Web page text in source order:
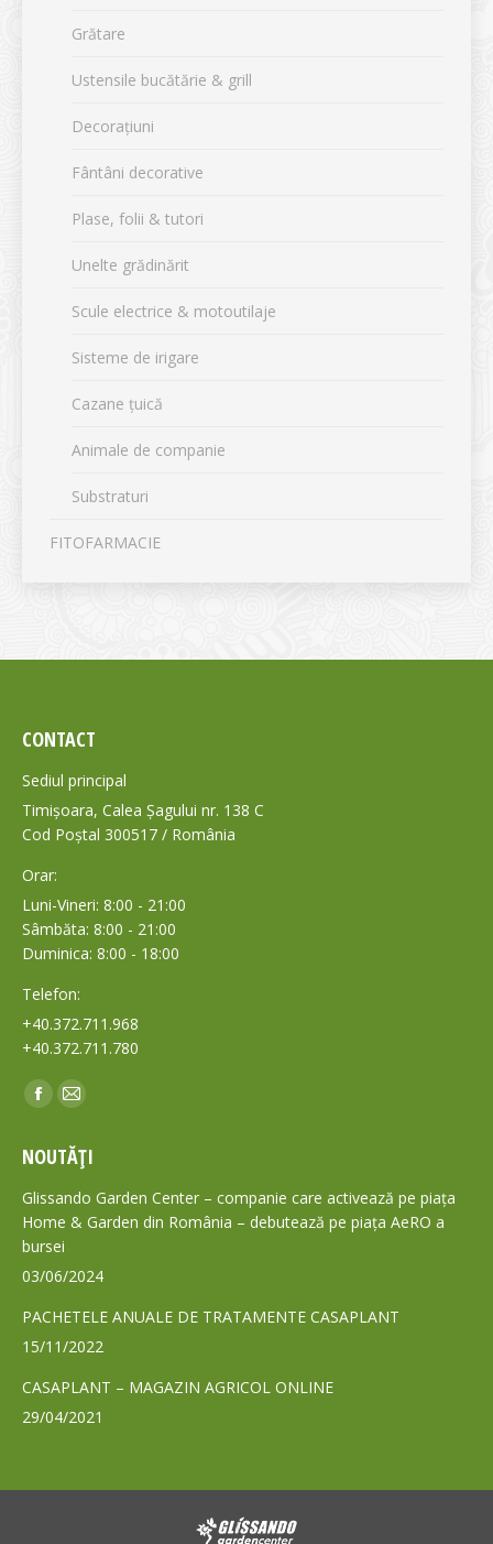
Grătare
Ustensile bucătărie & grill
Decorațiuni
Fântâni decorative
Plase, folii & tutori
Unelte grădinărit
Scule electrice & motoutilaje
Sisteme de irigare
Cazane țuică
Animale de companie
Substraturi
FITOFARMACIE
CONTACT
Sediul principal
Timișoara, Calea Șagului nr. 138 C
Cod Poștal 300517 / România
Orar:
Luni-Vineri: 8:00 - 21:00
Sâmbăta: 8:00 - 21:00
Duminica: 8:00 - 18:00
Telefon:
+40.372.711.968
+40.372.711.780
Find us on:
Facebook
opens
in
new
window
Mail
opens
in
new
NOUTĂȚI
Glissando Garden Center – companie care activează pe piața
Home & Garden din România – debutează pe piața AeRO a
bursei
03/06/2024
PACHETELE ANUALE DE TRATAMENTE CASAPLANT
15/11/2022
CASAPLANT – MAGAZIN AGRICOL ONLINE
29/04/2021